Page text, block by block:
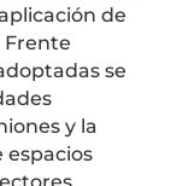
de
Frente
se
y la